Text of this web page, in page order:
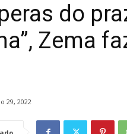
do
Zema
29, 2022